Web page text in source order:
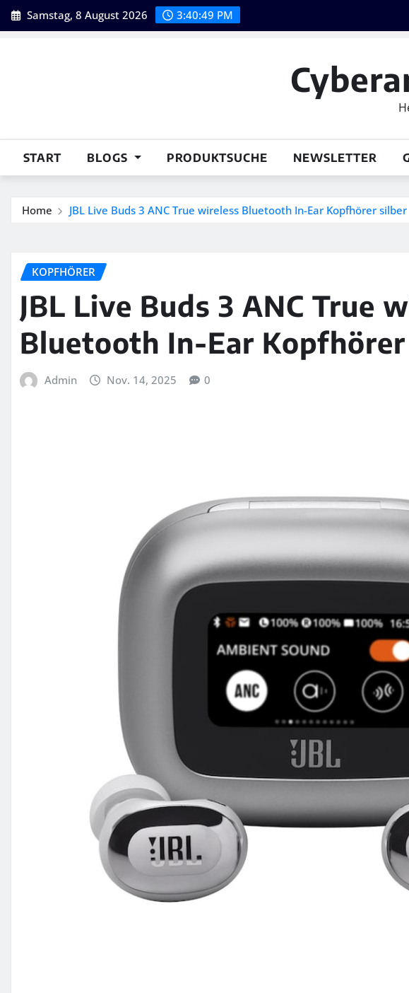
Skip
to
Samstag, 8 August 2026 3:40:50 PM
START BLOGS PRODUKTSUCHE NEWSLETTER
Home JBL Live Buds 3 ANC True wireless Bluetooth In-Ear Kopfhörer silber
KOPFHÖRER
JBL Live Buds 3 ANC True
Bluetooth In-Ear
Admin Nov. 14, 2025 0